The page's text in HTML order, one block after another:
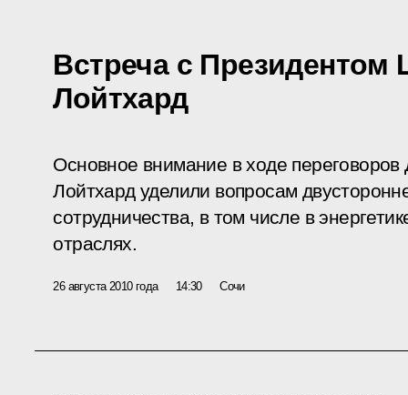
Встреча с
Лойтхард
Основное внимание в ходе
Лойтхард уделили вопросам
сотрудничества, в том числе в
отраслях.
26 августа 2010 года 14:30 Сочи